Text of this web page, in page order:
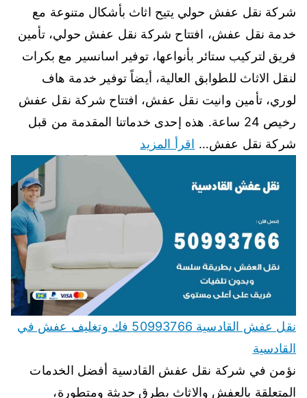
شركة نقل عفش حولي يتيح اثاث بأشكال متنوعة مع
خدمة نقل عفش، افتتاح شركة نقل عفش حولي، تأمين
فريق لتركيب ستائر بأنواعها، توفير اسانسير مع بكرات
لنقل الاثاث للطوابق العالية، أيضاً توفير خدمة هاف
لوري، تأمين وانيت نقل عفش، افتتاح شركة نقل عفش
رخيص 24 ساعة. هذه إحدى خدماتنا المقدمة من قبل
شركة نقل عفش… اقرأ المزيد
نقل عفش القادسية 50993766 فك وتغليف عفش في
القادسية
نؤمن في شركة نقل عفش القادسية أفضل الخدمات
المتعلقة بالعفش والاثاث بطرق حديثة ومتطورة،